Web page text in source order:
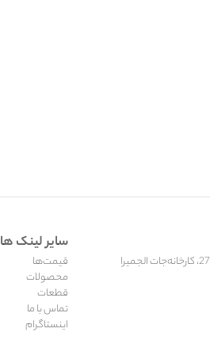
سایر لینک ها
قیمت‌ها
محصولات
قطعات
تماس با ما
اینستاگرام